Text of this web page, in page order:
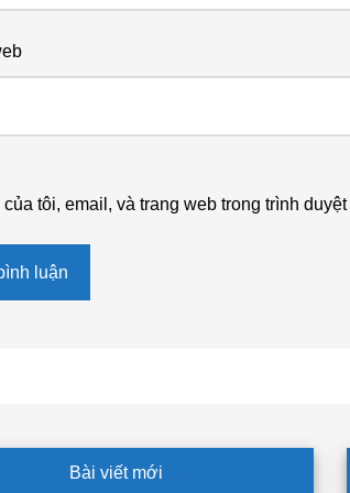
của tôi, email, và trang web trong trình
Bài viết mới